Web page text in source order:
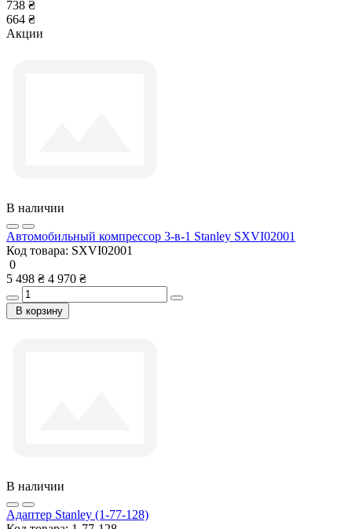
738 ₴
664 ₴
Акции
В наличии
Автомобильный компрессор 3-в-1 Stanley SXVI02001
Код товара: SXVI02001
0
5 498 ₴ 4 970 ₴
В корзину
В наличии
Адаптер Stanley (1-77-128)